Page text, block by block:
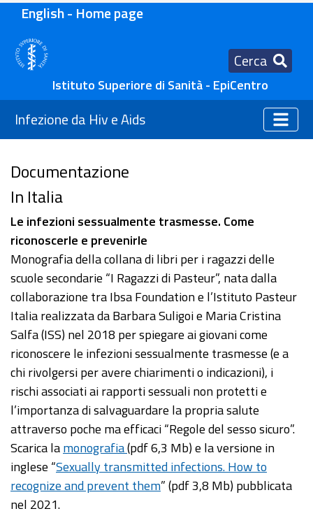
English - Home page
Cerca
Istituto Superiore di Sanità - EpiCentro
Infezione da Hiv e Aids
Documentazione
In Italia
Le infezioni sessualmente trasmesse. Come
riconoscerle e prevenirle
Monografia della collana di libri per i ragazzi delle
scuole secondarie “I Ragazzi di Pasteur”, nata dalla
collaborazione tra Ibsa Foundation e l’Istituto Pasteur
Italia realizzata da Barbara Suligoi e Maria Cristina
Salfa (ISS) nel 2018 per spiegare ai giovani come
riconoscere le infezioni sessualmente trasmesse (e a
chi rivolgersi per avere chiarimenti o indicazioni), i
rischi associati ai rapporti sessuali non protetti e
l’importanza di salvaguardare la propria salute
attraverso poche ma efficaci “Regole del sesso sicuro”.
Scarica lamonografia(pdf 6,3 Mb) e la versione in
inglese “Sexually transmitted infections. How to
recognize and prevent them” (pdf 3,8 Mb) pubblicata
nel 2021.